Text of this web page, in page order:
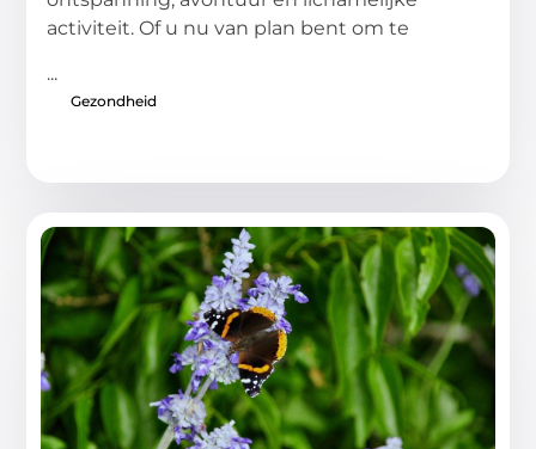
activiteit. Of u nu van plan bent om te
...
Gezondheid